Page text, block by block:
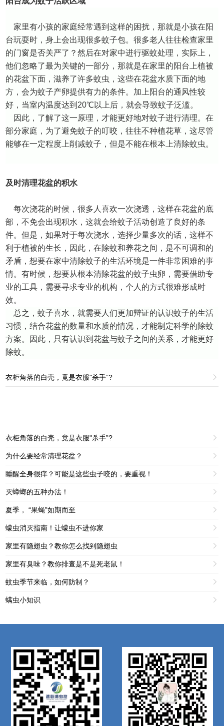
家里有小孩的家庭经常遇到这样的困扰，那就是小孩在阳
台玩耍时，身上会出现很多蚊子包。很多老人往往检查家里
的门窗是否关严了？然后在对家中进行驱蚊处理，实际上，
他们忽略了最为关键的一部分，那就是在家里的阳台上植被
的花盆下面，滋养了许多蚊虫，这些在花盆水质下面的地
方，会为蚊子产卵提供有力的条件。加上阳台的通风性较
好，当室内温度达到 20℃ 以上后，就会导致蚊子泛滥。
因此，了解了这一原理，才能更好地对蚊子进行清理。在
部分家庭，为了避免蚊子的叮咬，往往不种植花草，这尽管
能够在一定程度上削减蚊子，但是不能在根本上清除蚊虫。
及时清理花盆的积水
每次浇花的时候，很多人喜欢一次浇透，这样在花盆的底
部，不免会出现积水，这就会给蚊子活动创造了良好的条
件。但是，如果对于每次浇水，选择少量多次的话，这样不
利于植被的生长，因此，在除蚊和养花之间，是不可调和的
矛盾，想要在家中清除蚊子的生活环境是一件非常困难的事
情。有时候，想要从根本清除花盆的蚊子虫卵，需要借助专
业的工具，需要寻求专业的机构，个人的方式很难形成时
效。
总之，蚊子喜水，就需要人们更加辩证的认识蚊子的生活
习惯，结合花盆的数量和水质的情况，才能制定科学的除蚊
方案。因此，只有认识到花盆与蚊子之间的关系，才能更好
除蚊。
衣柜角落的白壳，竟是衣服"杀手”? 
衣柜角落的白壳，竟是衣服"杀手”? 
为什么要经常清理花盆？ 
睡醒全身很痒？可能是这些虫子咬的，要重视！ 
灭蟑螂的五种办法！ 
夏季， “果蝇”如期而至 
蠓虫消灭指南！让蠓虫不进你家 
家里有隐翅虫？教你怎么找到隐翅虫 
家里有臭味？教你排查是不是死老鼠！ 
蚊虫季节来临，如何防制？ 
螨虫小知识 